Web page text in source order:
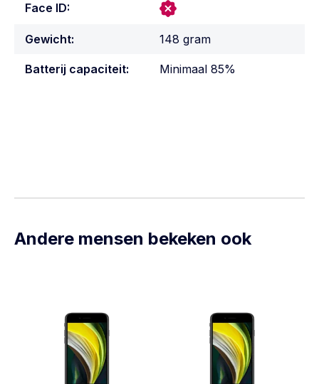
Face ID:
Gewicht: 148 gram
Batterij capaciteit: Minimaal 85%
Andere mensen bekeken ook